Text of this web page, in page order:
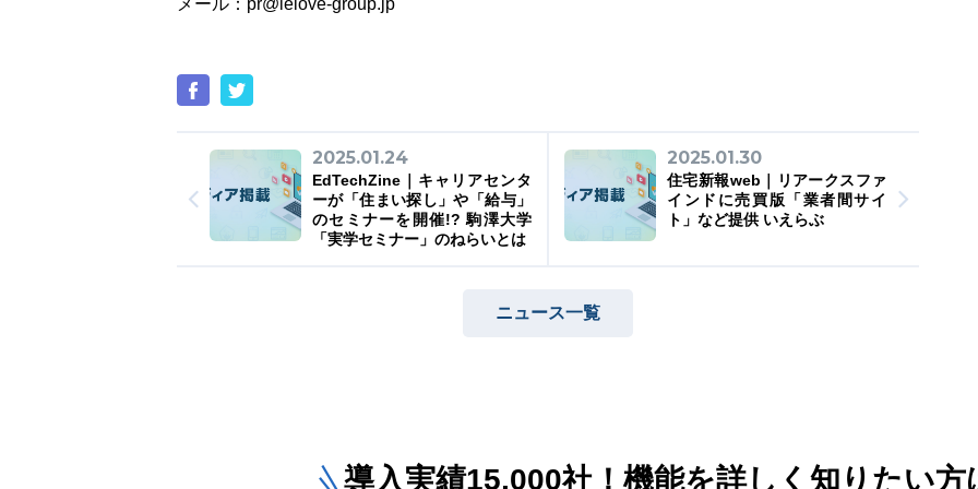
メール：pr@ielove-group.jp
2025.01.24
EdTechZine｜キャリアセンタ
ーが「住まい探し」や「給与」
のセミナーを開催!? 駒澤大学
「実学セミナー」のねらいとは
2025.01.30
住宅新報web｜リアークスファ
インドに売買版「業者間サイ
ト」など提供 いえらぶ
ニュース一覧
導入実績15,000社！ 機能を詳しく知りたい方